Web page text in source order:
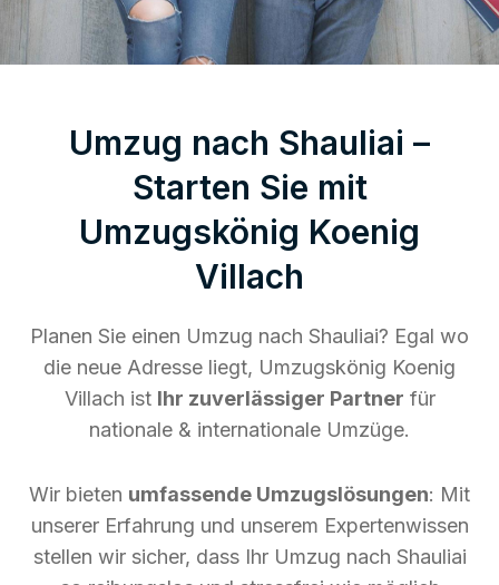
Umzug nach Shauliai –
Starten Sie mit
Umzugskönig Koenig
Villach
Planen Sie einen Umzug nach Shauliai? Egal wo
die neue Adresse liegt, Umzugskönig Koenig
Villach ist Ihr zuverlässiger Partner für
nationale & internationale Umzüge.
Wir bieten umfassende Umzugslösungen: Mit
unserer Erfahrung und unserem Expertenwissen
stellen wir sicher, dass Ihr Umzug nach Shauliai